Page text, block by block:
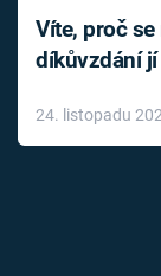
Víte, proč se
díkůvzdání
24. listopadu